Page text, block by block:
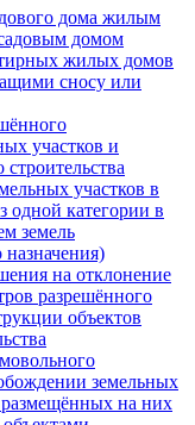
дома жилым
домом
жилых домов
сносу или
участков и
участков в
одной категории в
земель
назначения)
на отклонение
разрешённого
объектов
земельных
размещённых на них